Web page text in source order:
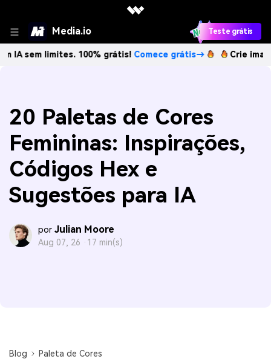
Media.io Teste grátis
limites. 100% grátis!Comece grátis→ Crie imagens com
20 Paletas de Cores
Femininas: Inspirações,
Códigos Hex e
Sugestões para IA
por Julian Moore
Aug 07, 26 · 17 min(s)
Blog
Paleta de Cores